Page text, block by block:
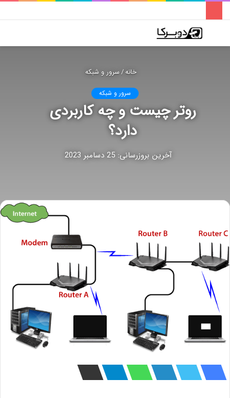
پوسته
فهرست
خانه/سرور و شبکه
سرور و شبکه
روتر چیست و چه کاربردی
دارد؟
آخرین بروزرسانی: 25 دسامبر 2023